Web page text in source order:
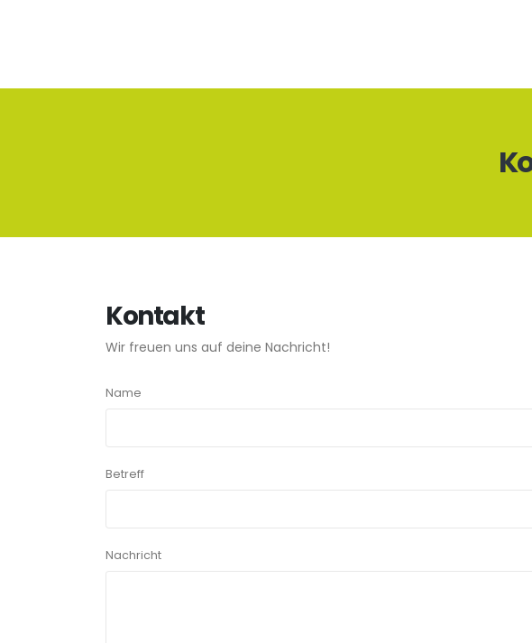
Kontakt
Wir freuen uns auf deine Nachricht!
Name
Betreff
Nachricht